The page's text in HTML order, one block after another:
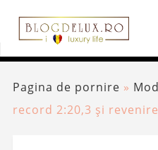
Pagina de pornire »
record 2:20,3 și